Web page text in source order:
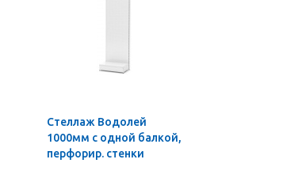
Стеллаж Водолей
1000мм с одной балкой,
перфорир. стенки